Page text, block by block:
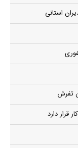
استانی
تفرش
دارد